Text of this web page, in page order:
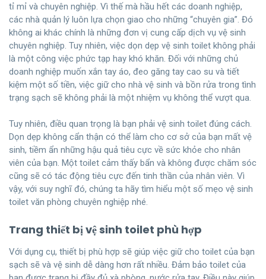
tỉ mỉ và chuyên nghiệp. Vì thế mà hầu hết các doanh nghiệp,
các nhà quản lý luôn lựa chọn giao cho những “chuyên gia”. Đó
không ai khác chính là những đơn vị cung cấp dịch vụ vệ sinh
chuyên nghiệp. Tuy nhiên, việc dọn dẹp vệ sinh toilet không phải
là một công việc phức tạp hay khó khăn. Đối với những chủ
doanh nghiệp muốn xắn tay áo, đeo găng tay cao su và tiết
kiệm một số tiền, việc giữ cho nhà vệ sinh và bồn rửa trong tình
trạng sạch sẽ không phải là một nhiệm vụ không thể vượt qua.
Tuy nhiên, điều quan trọng là bạn phải vệ sinh toilet đúng cách.
Dọn dẹp không cẩn thận có thể làm cho cơ sở của bạn mất vệ
sinh, tiềm ẩn những hậu quả tiêu cực về sức khỏe cho nhân
viên của bạn. Một toilet cảm thấy bẩn và không được chăm sóc
cũng sẽ có tác động tiêu cực đến tinh thần của nhân viên. Vì
vậy, với suy nghĩ đó, chúng ta hãy tìm hiểu một số mẹo vệ sinh
toilet văn phòng chuyên nghiệp nhé.
Trang thiết bị vệ sinh toilet phù hợp
Với dụng cụ, thiết bị phù hợp sẽ giúp việc giữ cho toilet của bạn
sạch sẽ và vệ sinh dễ dàng hơn rất nhiều. Đảm bảo toilet của